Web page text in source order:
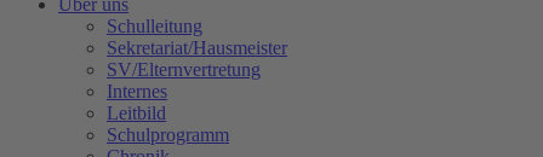
Über uns
Schulleitung
Sekretariat/Hausmeister
SV/Elternvertretung
Internes
Leitbild
Schulprogramm